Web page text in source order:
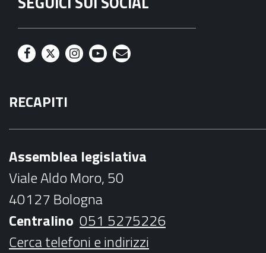
F
c
e
o
k
T
i
t
r
I
t
r
a
m
Y
t
b
e
M
l
RECAPITI
Assemblea legislativa
Viale Aldo Moro, 50
40127 Bologna
Centralino 051 5275226
Cerca telefoni e indirizzi